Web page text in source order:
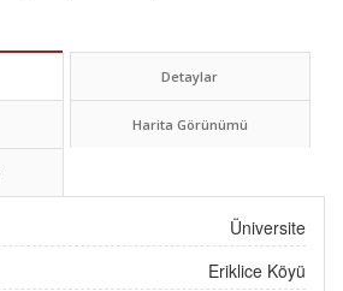
Detaylar
Harita Görünümü
Üniversite
Eriklice Köyü